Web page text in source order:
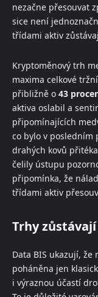
nezačne přesouvat
sice není
třídami aktiv
Kryptoměnový trh
maxima celkové
přibližně o 43
aktiva oslabil a
připomínajících
co bylo v posledním
drahých kovů
čelily ústupu
připomínka, že
třídami aktiv
Trhy
Data BIS ukazují, že
poháněna jen
i výraznou účastí